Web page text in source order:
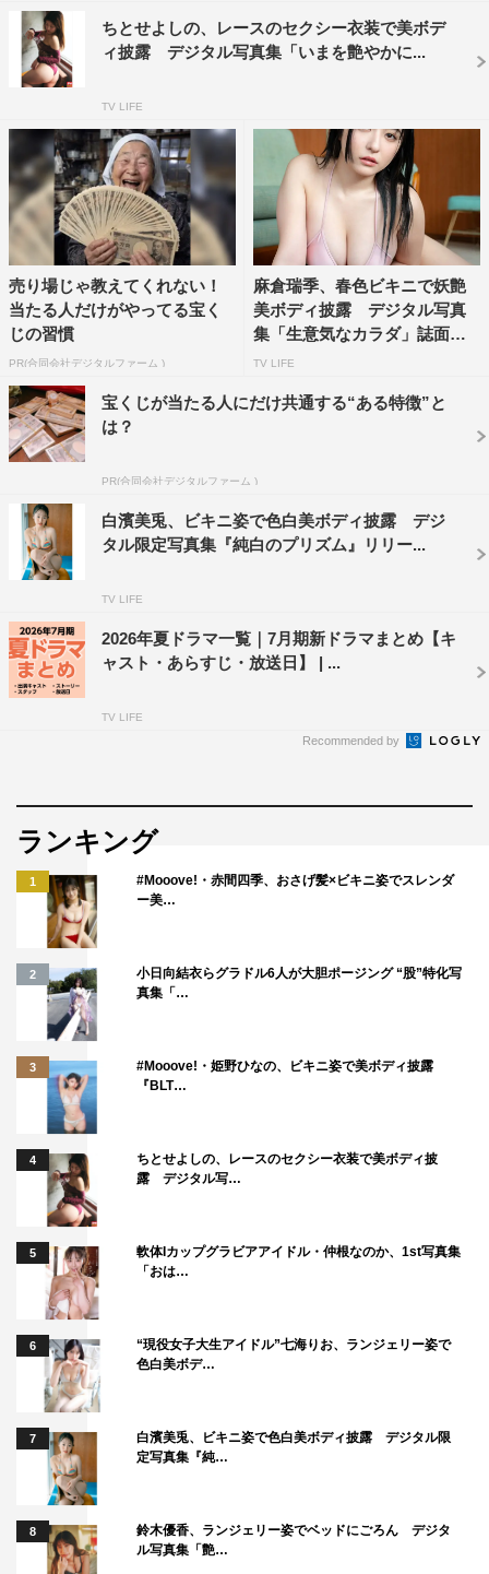
ちとせよしの、レースのセクシー衣装で美ボデ
ィ披露 デジタル写真集「いまを艶やかに...
TV LIFE
売り場じゃ教えてくれない！
当たる人だけがやってる宝く
じの習慣
PR(合同会社デジタルファーム )
麻倉瑞季、春色ビキニで妖艶
美ボディ披露 デジタル写真
集「生意気なカラダ」誌面カ
ッ...
TV LIFE
宝くじが当たる人にだけ共通する“ある特徴”と
は？
PR(合同会社デジタルファーム )
白濱美兎、ビキニ姿で色白美ボディ披露 デジ
タル限定写真集『純白のプリズム』リリー...
TV LIFE
2026年夏ドラマ一覧｜7月期新ドラマまとめ【キ
ャスト・あらすじ・放送日】 | ...
TV LIFE
Recommended by
ランキング
1
#Mooove!・赤間四季、おさげ髪×ビキニ姿でスレンダ
ー美…
2
小日向結衣らグラドル6人が大胆ポージング “股”特化写
真集「…
3
#Mooove!・姫野ひなの、ビキニ姿で美ボディ披露
『BLT…
4
ちとせよしの、レースのセクシー衣装で美ボディ披
露 デジタル写…
5
軟体Iカップグラビアアイドル・仲根なのか、1st写真集
「おは…
6
“現役女子大生アイドル”七海りお、ランジェリー姿で
色白美ボデ…
7
白濱美兎、ビキニ姿で色白美ボディ披露 デジタル限
定写真集『純…
8
鈴木優香、ランジェリー姿でベッドにごろん デジタ
ル写真集「艶…